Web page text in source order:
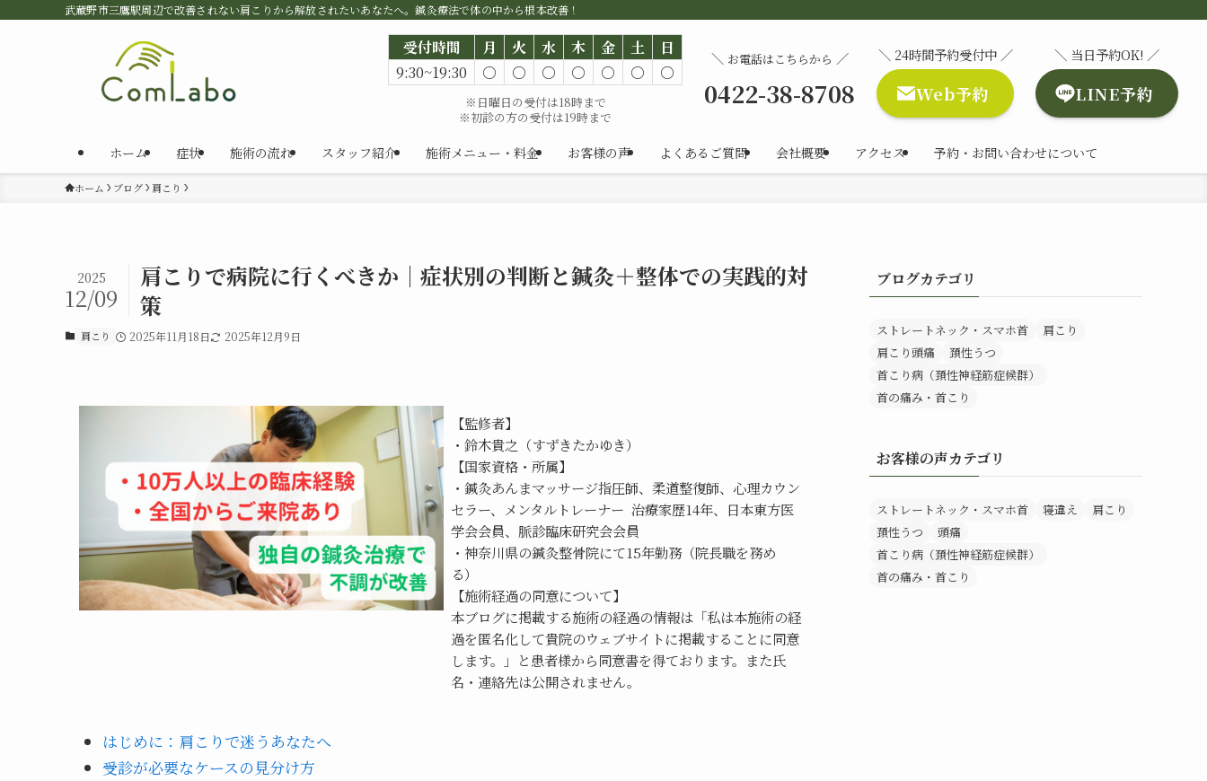
武蔵野市三鷹駅周辺で改善されない肩こりから解放されたいあなたへ。鍼灸療法で体の中から根本改善！
ホーム 症状 施術の流れ スタッフ紹介 施術メニュー・料金 お客様の声 よくあるご質問 会社概要 アクセス 予約・お問い合わせについて
受付時間 月 火 水 木 金 土
日
9:30~19:30
○ ○ ○ ○ ○ ○ ○
※日曜日の受付は18時まで
※初診の方の受付は19時まで
＼ お電話はこちらから ／
0422-38-8708
＼ 24時間予約受付中 ／
Web予約
＼ 当日予約OK! ／
LINE予約
ホーム ブログ 肩こり
肩こりで病院に行くべきか｜症状別の判断と鍼灸＋整体での実践的対
策
2025
12/09
肩こり 2025年11月18日 2025年12月9日
【監修者】
・鈴木貴之（すずきたかゆき）
【国家資格・所属】
・鍼灸あんまマッサージ指圧師、柔道整復師、心理カウン
セラー、メンタルトレーナー  治療家歴14年、日本東方医
学会会員、脈診臨床研究会会員
・神奈川県の鍼灸整骨院にて15年勤務（院長職を務め
る）
【施術経過の同意について】
本ブログに掲載する施術の経過の情報は「私は本施術の経
過を匿名化して貴院のウェブサイトに掲載することに同意
します。」と患者様から同意書を得ております。また氏
名・連絡先は公開されません。
はじめに：肩こりで迷うあなたへ
受診が必要なケースの見分け方
ブログカテゴリ
ストレートネック・スマホ首
肩こり
肩こり頭痛
頚性うつ
首こり病（頚性神経筋症候群）
首の痛み・首こり
お客様の声カテゴリ
ストレートネック・スマホ首 寝違え
肩こり
頚性うつ
頭痛
首こり病（頚性神経筋症候群）
首の痛み・首こり